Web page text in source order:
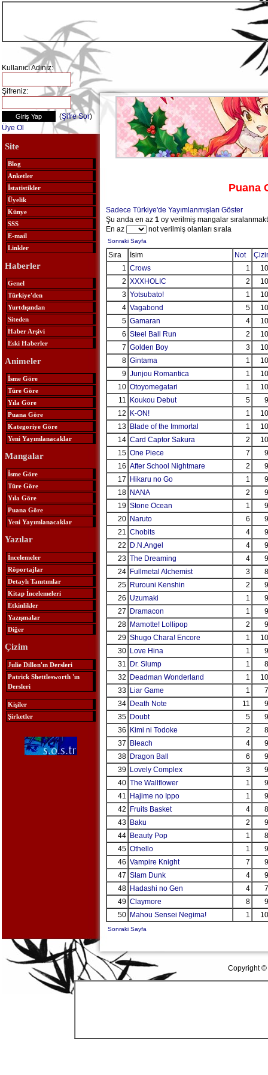
Kullanıcı Adınız:
Şifreniz:
(Şifre Sor)
Üye Ol
Site
Blog
Anketler
İstatistikler
Üyelik
Künye
SSS
E-mail
Linkler
Haberler
Genel
Türkiye'den
Yurtdışından
Siteden
Haber Arşivi
Eski Haberler
Animeler
İsme Göre
Türe Göre
Yıla Göre
Puana Göre
Kategoriye Göre
Yeni Yayımlanacaklar
Mangalar
İsme Göre
Türe Göre
Yıla Göre
Puana Göre
Yeni Yayımlanacaklar
Yazılar
İncelemeler
Röportajlar
Detaylı Tanıtımlar
Kitap İncelemeleri
Etkinlikler
Yazışmalar
Diğer
Çizim
Julie Dillon'ın Dersleri
Patrick Shettlesworth 'ın
Dersleri
Kişiler
Şirketler
Puana
Sadece Türkiye'de Yayımlanmışları Göster
Şu anda en az 1oy verilmiş mangalar
En az
not verilmiş olanları sırala
Sonraki Sayfa
Sıra İsim Not
1 Crows 1
2 XXXHOLIC 2
3 Yotsubato! 1
4 Vagabond 5
5 Gamaran 4
6 Steel Ball Run 2
7 Golden Boy 3
8 Gintama 1
9 Junjou Romantica 1
10 Otoyomegatari 1
11
Koukou Debut 5
12
K-ON! 1
13
Blade of the Immortal 1
14 Card Captor Sakura 2
15 One Piece 7
16 After School Nightmare 2
17
Hikaru no Go 1
18
NANA 2
19 Stone Ocean 1
20
Naruto 6
21 Chobits 4
22
D.N.Angel 4
23 The Dreaming 4
24
Fullmetal Alchemist 3
25
Rurouni Kenshin 2
26 Uzumaki 1
27
Dramacon 1
28
Mamotte! Lollipop 2
29 Shugo Chara! Encore 1
30
Love Hina 1
31
Dr. Slump 1
32
Deadman Wonderland 1
33
Liar Game 1
34
Death Note 11
35
Doubt 5
36
Kimi ni Todoke 2
37
Bleach 4
38
Dragon Ball 6
39
Lovely Complex 3
40 The Wallflower 1
41
Hajime no Ippo 1
42
Fruits Basket 4
43
Baku 2
44
Beauty Pop 1
45 Othello 1
46 Vampire Knight 7
47 Slam Dunk 4
48
Hadashi no Gen 4
49 Claymore 8
50
Mahou Sensei Negima! 1
Sonraki Sayfa
Copyright ©